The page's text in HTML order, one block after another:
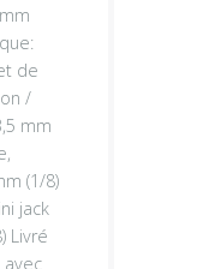
de
/
mm
(1/8)
jack
Livré
avec